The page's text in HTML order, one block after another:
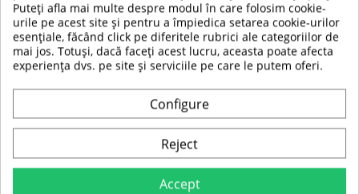
TABEL DE DATE
Interior
Fiti primul care isi scrie parerea !
Puteți afla mai multe despre modul în care folosim cookie-
urile pe acest site și pentru a împiedica setarea cookie-urilor
esențiale, făcând click pe diferitele rubrici ale categoriilor de
mai jos. Totuși, dacă faceți acest lucru, aceasta poate afecta
experiența dvs. pe site și serviciile pe care le putem oferi.
Configure
Reject
Accept